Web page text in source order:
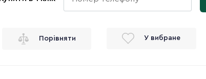
Порівняти У вибране